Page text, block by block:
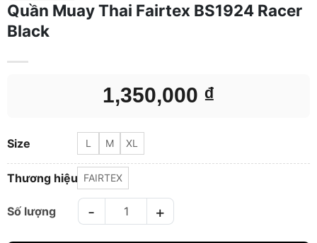
Quần Muay Thai Fairtex BS1924 Racer
Black
1,350,000 ₫
Size L M XL
Thương hiệu FAIRTEX
Quần Muay Thai Fairtex BS1924 Racer Black số lượng